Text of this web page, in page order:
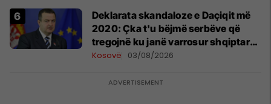
​Deklarata skandaloze e Daçiqit më
2020: Çka t'u bëjmë serbëve që
tregojnë ku janë varrosur shqiptarët
në Serbi
Kosovë 03/08/2026